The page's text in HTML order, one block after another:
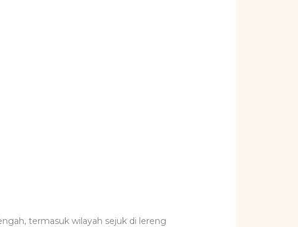
termasuk wilayah sejuk di lereng